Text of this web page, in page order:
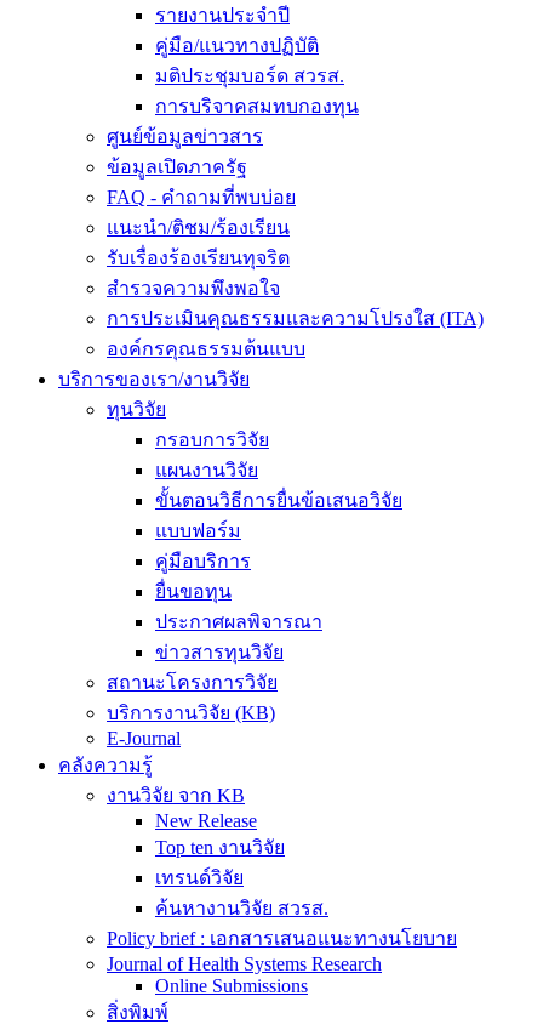
รายงานประจำปี
คู่มือ/แนวทางปฏิบัติ
มติประชุมบอร์ด สวรส.
การบริจาคสมทบกองทุน
ศูนย์ข้อมูลข่าวสาร
ข้อมูลเปิดภาครัฐ
FAQ - คำถามที่พบบ่อย
แนะนำ/ติชม/ร้องเรียน
รับเรื่องร้องเรียนทุจริต
สำรวจความพึงพอใจ
การประเมินคุณธรรมและความโปรงใส (ITA)
องค์กรคุณธรรมต้นแบบ
บริการของเรา/งานวิจัย
ทุนวิจัย
กรอบการวิจัย
แผนงานวิจัย
ขั้นตอนวิธีการยื่นข้อเสนอวิจัย
แบบฟอร์ม
คู่มือบริการ
ยื่นขอทุน
ประกาศผลพิจารณา
ข่าวสารทุนวิจัย
สถานะโครงการวิจัย
บริการงานวิจัย (KB)
E-Journal
คลังความรู้
งานวิจัย จาก KB
New Release
Top ten งานวิจัย
เทรนด์วิจัย
ค้นหางานวิจัย สวรส.
Policy brief : เอกสารเสนอแนะทางนโยบาย
Journal of Health Systems Research
Online Submissions
สิ่งพิมพ์